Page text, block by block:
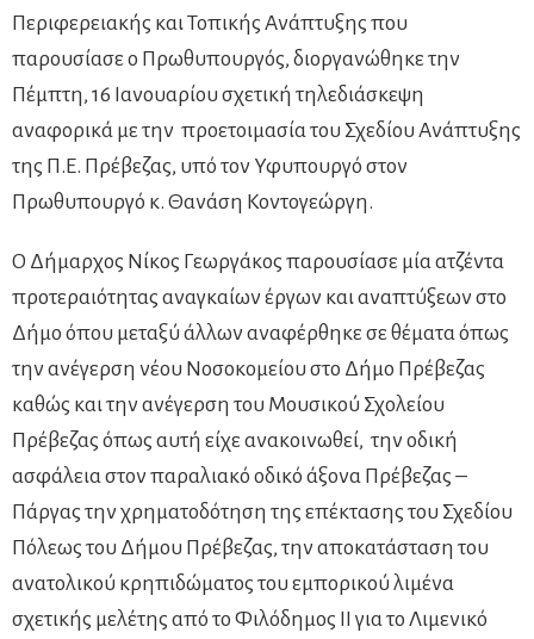
Περιφερειακής και Τοπικής Ανάπτυξης που
παρουσίασε ο Πρωθυπουργός, διοργανώθηκε την
Πέμπτη, 16 Ιανουαρίου σχετική τηλεδιάσκεψη
αναφορικά με την προετοιμασία του Σχεδίου Ανάπτυξης
της Π.Ε. Πρέβεζας, υπό τον Υφυπουργό στον
Πρωθυπουργό κ. Θανάση Κοντογεώργη.
Ο Δήμαρχος Νίκος Γεωργάκος παρουσίασε μία ατζέντα
προτεραιότητας αναγκαίων έργων και αναπτύξεων στο
Δήμο όπου μεταξύ άλλων αναφέρθηκε σε θέματα όπως
την ανέγερση νέου Νοσοκομείου στο Δήμο Πρέβεζας
καθώς και την ανέγερση του Μουσικού Σχολείου
Πρέβεζας όπως αυτή είχε ανακοινωθεί, την οδική
ασφάλεια στον παραλιακό οδικό άξονα Πρέβεζας –
Πάργας την χρηματοδότηση της επέκτασης του Σχεδίου
Πόλεως του Δήμου Πρέβεζας, την αποκατάσταση του
ανατολικού κρηπιδώματος του εμπορικού λιμένα
σχετικής μελέτης από το Φιλόδημος ΙΙ για το Λιμενικό